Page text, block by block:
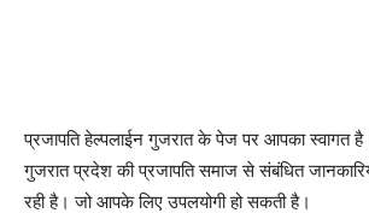
प्रजापति हेल्पलाईन गुजरात के पेज पर आपका स्वागत
गुजरात प्रदेश की प्रजापति समाज से संबंधित
रही है। जो आपके लिए उपलयोगी हो सकती है।